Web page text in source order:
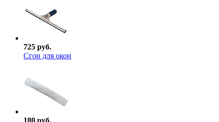
725 руб.
Сгон для окон